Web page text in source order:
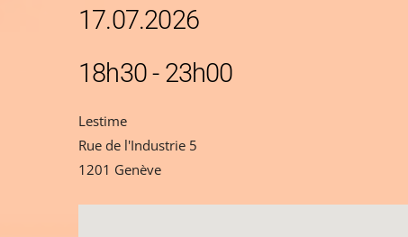
17.07.2026
18h30 - 23h00
Lestime
Rue de l'Industrie 5
1201 Genève